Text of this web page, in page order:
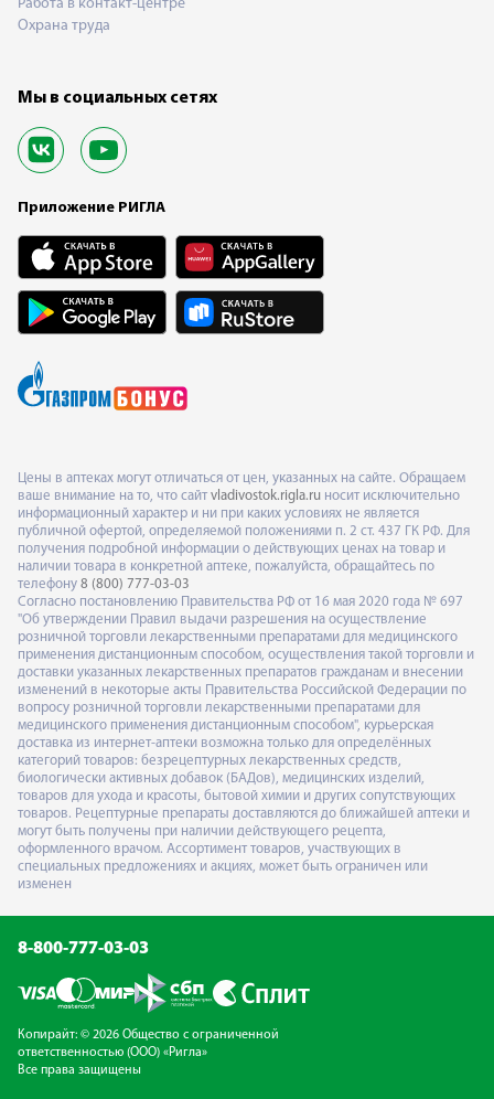
Работа в контакт-центре
Охрана труда
Мы в социальных сетях
Приложение РИГЛА
Цены в аптеках могут отличаться от цен, указанных на сайте. Обращаем
ваше внимание на то, что сайт vladivostok.rigla.ru носит исключительно
информационный характер и ни при каких условиях не является
публичной офертой, определяемой положениями п. 2 ст. 437 ГК РФ. Для
получения подробной информации о действующих ценах на товар и
наличии товара в конкретной аптеке, пожалуйста, обращайтесь по
телефону 8 (800) 777-03-03
Согласно постановлению Правительства РФ от 16 мая 2020 года № 697
"Об утверждении Правил выдачи разрешения на осуществление
розничной торговли лекарственными препаратами для медицинского
применения дистанционным способом, осуществления такой торговли и
доставки указанных лекарственных препаратов гражданам и внесении
изменений в некоторые акты Правительства Российской Федерации по
вопросу розничной торговли лекарственными препаратами для
медицинского применения дистанционным способом", курьерская
доставка из интернет-аптеки возможна только для определённых
категорий товаров: безрецептурных лекарственных средств,
биологически активных добавок (БАДов), медицинских изделий,
товаров для ухода и красоты, бытовой химии и других сопутствующих
товаров. Рецептурные препараты доставляются до ближайшей аптеки и
могут быть получены при наличии действующего рецепта,
оформленного врачом. Ассортимент товаров, участвующих в
специальных предложениях и акциях, может быть ограничен или
изменен
8-800-777-03-03
Копирайт: © 2026 Общество с ограниченной
ответственностью (ООО) «Ригла»
Все права защищены